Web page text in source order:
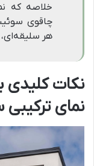
خلاصه که
چاقوی
هر سلیقه‌ای،
نکات کلیدی
نمای